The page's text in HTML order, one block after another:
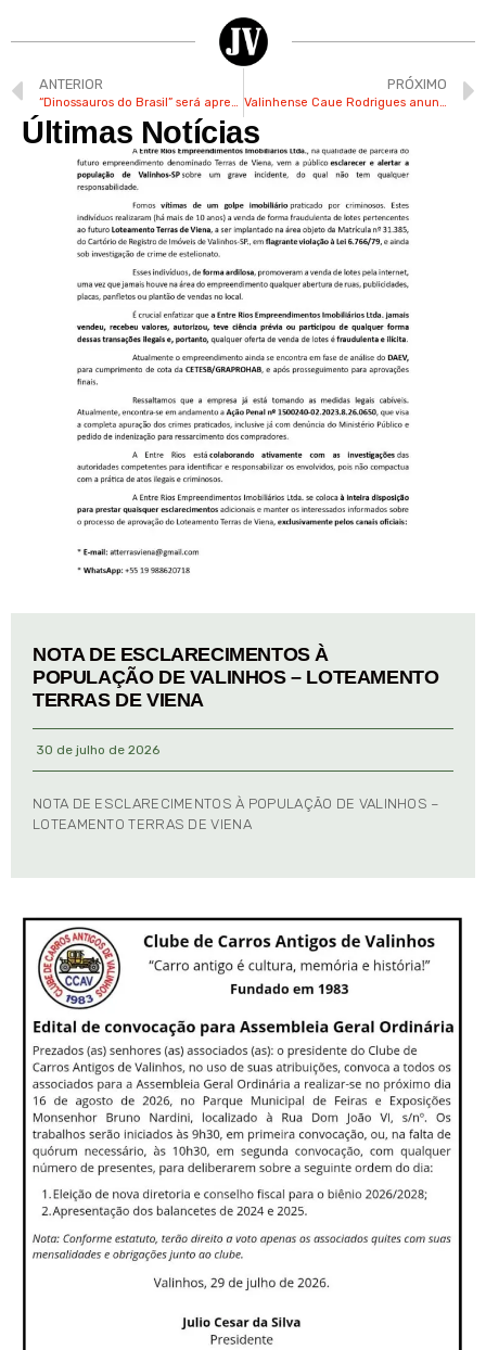
ANTERIOR
“Dinossauros do Brasil” será apresentado com entrada grátis no CACC de Valinhos neste sábado
PRÓXIMO
Valinhense Caue Rodrigues anuncia lançamento do novo single “Palco”
Últimas Notícias
NOTA DE ESCLARECIMENTOS À
POPULAÇÃO DE VALINHOS – LOTEAMENTO
TERRAS DE VIENA
30 de julho de 2026
NOTA DE ESCLARECIMENTOS À POPULAÇÃO DE VALINHOS –
LOTEAMENTO TERRAS DE VIENA